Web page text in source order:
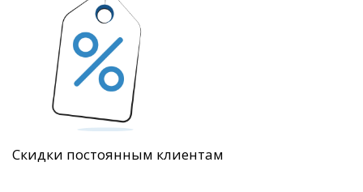
Скидки постоянным клиентам